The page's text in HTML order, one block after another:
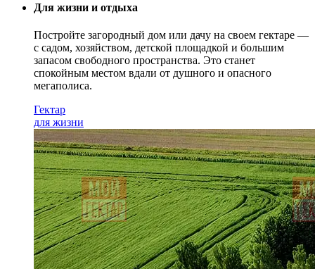
Для жизни и отдыха
Постройте загородный дом или дачу на своем гектаре —
с садом, хозяйством, детской площадкой и большим
запасом свободного пространства. Это станет
спокойным местом вдали от душного и опасного
мегаполиса.
Гектар
для жизни